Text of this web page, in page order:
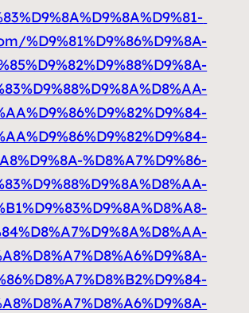
%D9%81%D9%86%D9%8A-
%D8%A7%D9%86-